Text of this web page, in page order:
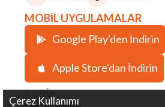
MOBİL UYGULAMALAR
Google Play'den İndirin
Apple Store'dan İndirin
ETBİS
Çerez Kullanımı